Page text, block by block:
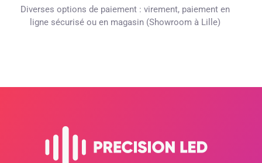
Diverses options de paiement : virement, paiement en
ligne sécurisé ou en magasin (Showroom à Lille)